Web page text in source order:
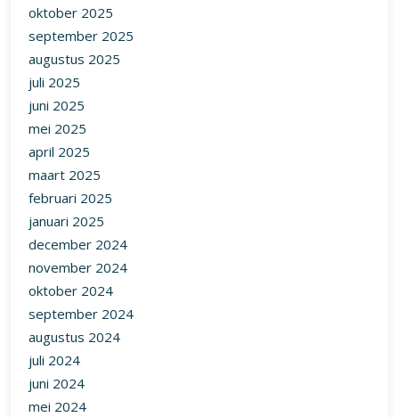
oktober 2025
september 2025
augustus 2025
juli 2025
juni 2025
mei 2025
april 2025
maart 2025
februari 2025
januari 2025
december 2024
november 2024
oktober 2024
september 2024
augustus 2024
juli 2024
juni 2024
mei 2024